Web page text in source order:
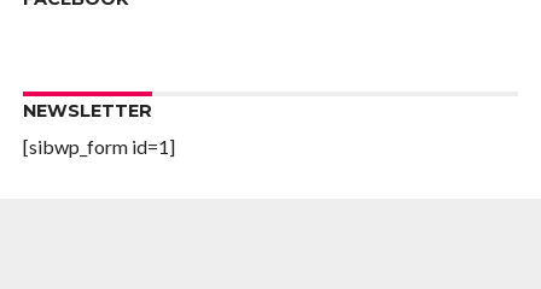
NEWSLETTER
[sibwp_form id=1]